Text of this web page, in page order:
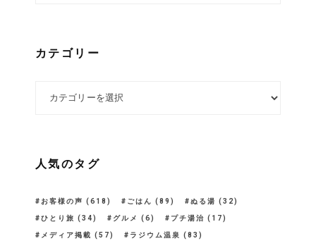
カテゴリー
人気のタグ
お客様の声 (618) ごはん (89) ぬる湯 (32)
ひとり旅 (34) グルメ (6) プチ湯治 (17)
メディア掲載 (57) ラジウム温泉 (83)